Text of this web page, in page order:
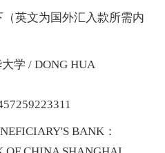
英文为国外汇入款所需内
学 / DONG HUA
BANK：